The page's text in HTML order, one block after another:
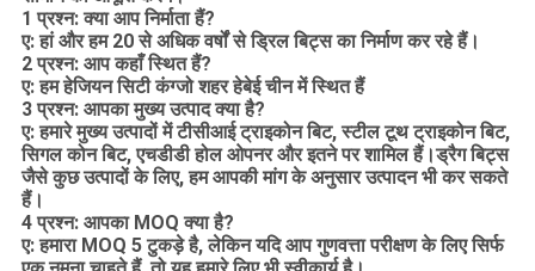
1 प्रश्न: क्या आप निर्माता हैं?
ए: हां और हम 20 से अधिक वर्षों से ड्रिल बिट्स का निर्माण कर रहे हैं।
2 प्रश्न: आप कहाँ स्थित हैं?
ए: हम हेजियन सिटी कंग्जो शहर हेबेई चीन में स्थित हैं
3 प्रश्न: आपका मुख्य उत्पाद क्या है?
ए: हमारे मुख्य उत्पादों में टीसीआई ट्राइकोन बिट, स्टील टूथ ट्राइकोन बिट,
सिगल कोन बिट, एचडीडी होल ओपनर और इतने पर शामिल हैं।ड्रैग बिट्स
जैसे कुछ उत्पादों के लिए, हम आपकी मांग के अनुसार उत्पादन भी कर सकते
हैं।
4 प्रश्न: आपका MOQ क्या है?
ए: हमारा MOQ 5 टुकड़े है, लेकिन यदि आप गुणवत्ता परीक्षण के लिए सिर्फ